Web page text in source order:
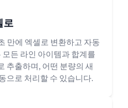
로
만에 엑셀로 변환하고 자동
모든 라인 아이템과 합계를
추출하며, 어떤 분량의 새
으로 처리할 수 있습니다.